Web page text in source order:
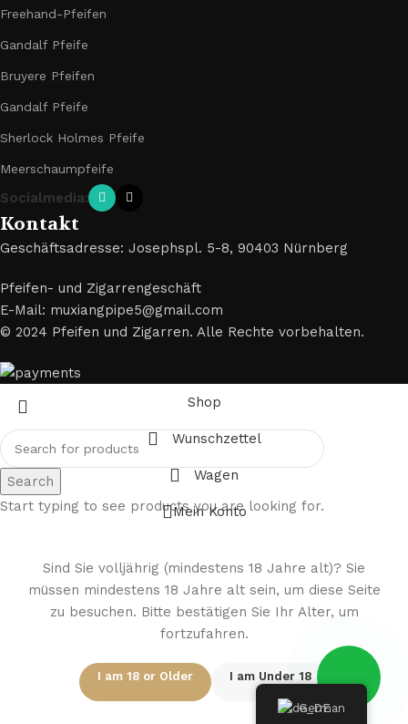
Freehand-Pfeifen
Gandalf Pfeife
Bruyere Pfeifen
Gandalf Pfeife
Sherlock Holmes Pfeife
Meerschaumpfeife
Socialmedia:
Kontakt
Geschäftsadresse: Josephspl. 5-8, 90403 Nürnberg
Pfeifen- und Zigarrengeschäft
E-Mail: muxiangpipe5@gmail.com
© 2024 Pfeifen und Zigarren. Alle Rechte vorbehalten.
Search
Start typing to see products you are looking for.
Shop
Wunschzettel
Wagen
Mein Konto
Sind Sie volljährig (mindestens 18 Jahre alt)? Sie
müssen mindestens 18 Jahre alt sein, um diese Seite
zu besuchen. Bitte bestätigen Sie Ihr Alter, um
fortzufahren.
I am 18 or Older I am Under 18
German